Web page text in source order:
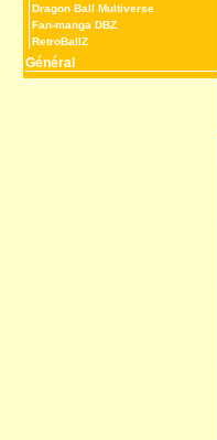
Dragon Ball Multiverse
Fan-manga DBZ
RetroBallZ
Général